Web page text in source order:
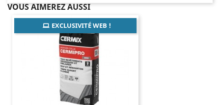
VOUS AIMEREZ AUSSI
EXCLUSIVITÉ WEB !